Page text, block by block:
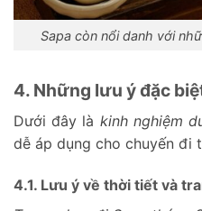
Sapa còn nổi danh với
4. Những lưu ý đặc
Dưới đây là kinh nghiệm
dễ áp dụng cho chuyến đi
4.1. Lưu ý về thời tiết và